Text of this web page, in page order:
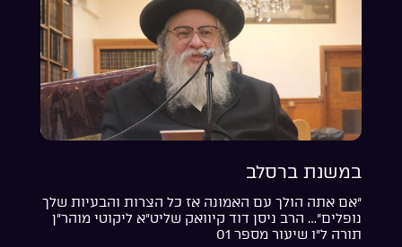
במשנת ברסלב
“אם אתה הולך עם האמונה אז כל הצרות והבעיות שלך
נופלים”… הרב ניסן דוד קיוואק שליט”א ליקוטי מוהר”ן
תורה ל”ו שיעור מספר 01